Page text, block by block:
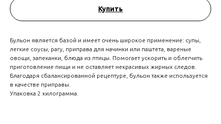
Купить
Бульон является базой и имеет очень широкое применение: супы,
легкие соусы, рагу, приправа для начинки или паштета, вареные
овощи, запеканки, блюда из птицы. Помогает ускорить и облегчить
приготовление пищи и не оставляет некрасивых жирных следов.
Благодаря сбалансированной рецептуре, бульон также используется
в качестве приправы.
Упаковка 2 килограмма.